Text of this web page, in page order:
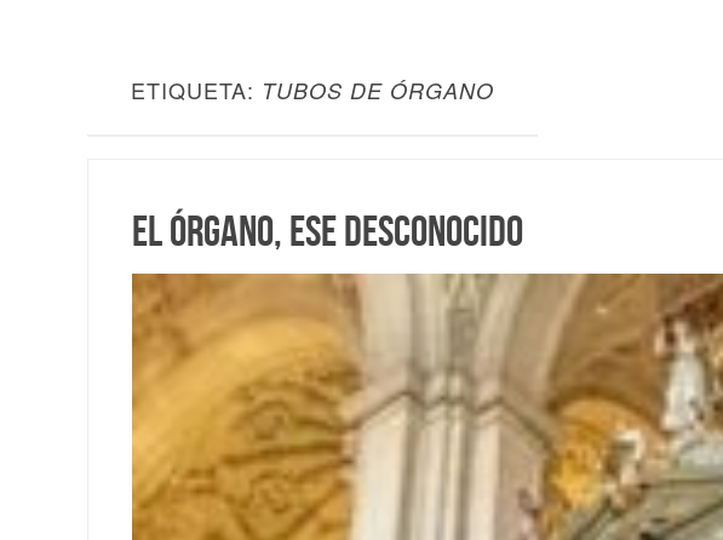
ETIQUETA: TUBOS DE ÓRGANO
El órgano, ese desconocido